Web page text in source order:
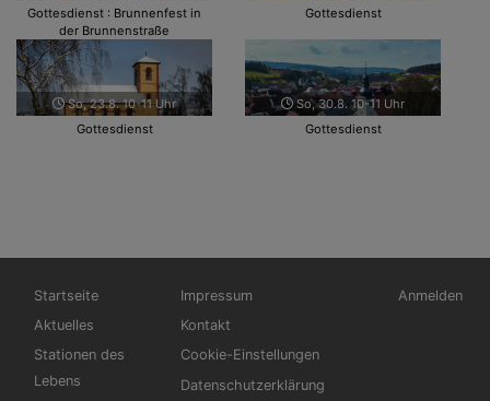
Bibel & Baguette
Gottesdienst :
So, 6.9. 14:30-15 Uhr
Gottesdienst : Andacht vor der
Mo, 7.9. 14-17 Uhr
Seniorenkreis Oberaltertheim :
Hauptnavigation
Startseite
Aktuelles
Stationen des
Lebens
Fußbereichsmenü
Impressum
Kontakt
Cookie-Einstellungen
Datenschutzerklärung
Anmelden